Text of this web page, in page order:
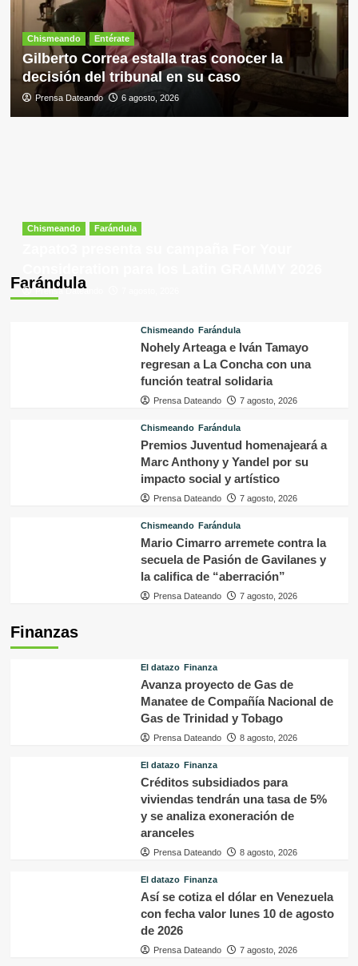
Chismeando Entérate
Gilberto Correa estalla tras conocer la
decisión del tribunal en su caso
Prensa Dateando 6 agosto, 2026
Farándula
Chismeando Farándula
Prensa Dateando
Chismeando Farándula
Nohely Arteaga e Iván Tamayo
regresan a La Concha con una
función teatral solidaria
Prensa Dateando 7 agosto, 2026
Chismeando Farándula
Premios Juventud homenajeará a
Marc Anthony y Yandel por su
impacto social y artístico
Prensa Dateando 7 agosto, 2026
Chismeando Farándula
Mario Cimarro arremete contra la
secuela de Pasión de Gavilanes y
la califica de “aberración”
Prensa Dateando 7 agosto, 2026
Finanzas
El datazo Finanza
Avanza proyecto de Gas de
Manatee de Compañía Nacional de
Gas de Trinidad y Tobago
Prensa Dateando 8 agosto, 2026
El datazo Finanza
Créditos subsidiados para
viviendas tendrán una tasa de 5%
y se analiza exoneración de
aranceles
Prensa Dateando 8 agosto, 2026
El datazo Finanza
Así se cotiza el dólar en Venezuela
con fecha valor lunes 10 de agosto
de 2026
Prensa Dateando 7 agosto, 2026